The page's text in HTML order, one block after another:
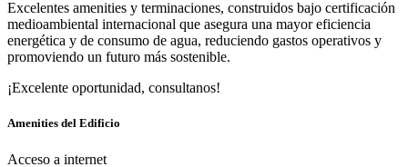
Excelentes amenities y terminaciones, construidos bajo certificación
medioambiental internacional que asegura una mayor eficiencia
energética y de consumo de agua, reduciendo gastos operativos y
promoviendo un futuro más sostenible.
¡Excelente oportunidad, consultanos!
Amenities del Edificio
Acceso a internet